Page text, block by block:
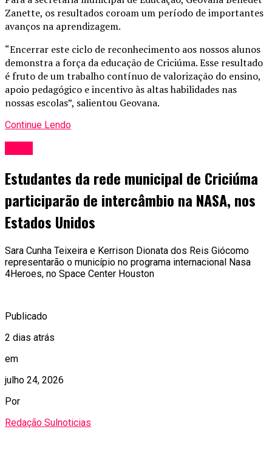
Zanette, os resultados coroam um período de importantes
avanços na aprendizagem.
“Encerrar este ciclo de reconhecimento aos nossos alunos
demonstra a força da educação de Criciúma. Esse resultado
é fruto de um trabalho contínuo de valorização do ensino,
apoio pedagógico e incentivo às altas habilidades nas
nossas escolas”, salientou Geovana.
Continue Lendo
Estudantes da rede municipal de Criciúma
participarão de intercâmbio na NASA, nos
Estados Unidos
Sara Cunha Teixeira e Kerrison Dionata dos Reis Giócomo
representarão o município no programa internacional Nasa
4Heroes, no Space Center Houston
Publicado
2 dias atrás
em
julho 24, 2026
Por
Redação Sulnoticias